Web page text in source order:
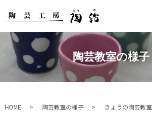
陶芸教室の様子
HOME 陶芸教室の様子 きょうの陶芸教室